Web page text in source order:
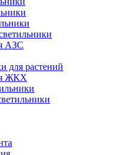
АЗС
для растений
ЖКХ